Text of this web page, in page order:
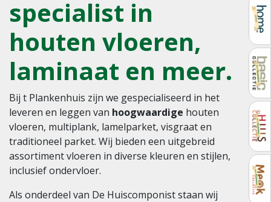
specialist in
houten vloeren,
laminaat en meer.
Bij t Plankenhuis zijn we gespecialiseerd in het
leveren en leggen van hoogwaardige houten
vloeren, multiplank, lamelparket, visgraat en
traditioneel parket. Wij bieden een uitgebreid
assortiment vloeren in diverse kleuren en stijlen,
inclusief ondervloer.
Als onderdeel van De Huiscomponist staan wij